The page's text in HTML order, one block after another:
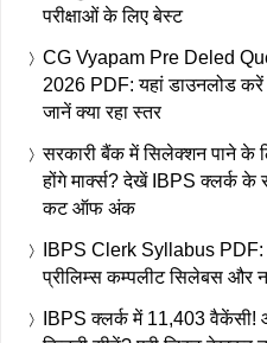
परीक्षाओं के लिए बेस्ट
CG Vyapam Pre Deled
2026 PDF: यहां डाउनलोड करें
जानें क्या रहा स्तर
सरकारी बैंक में सिलेक्शन पाने के
होंगे मार्क्स? देखें IBPS क्लर्क के
कट ऑफ अंक
IBPS Clerk Syllabus PDF:
प्रीलिम्स कम्पलीट सिलेबस और
IBPS क्लर्क में 11,403